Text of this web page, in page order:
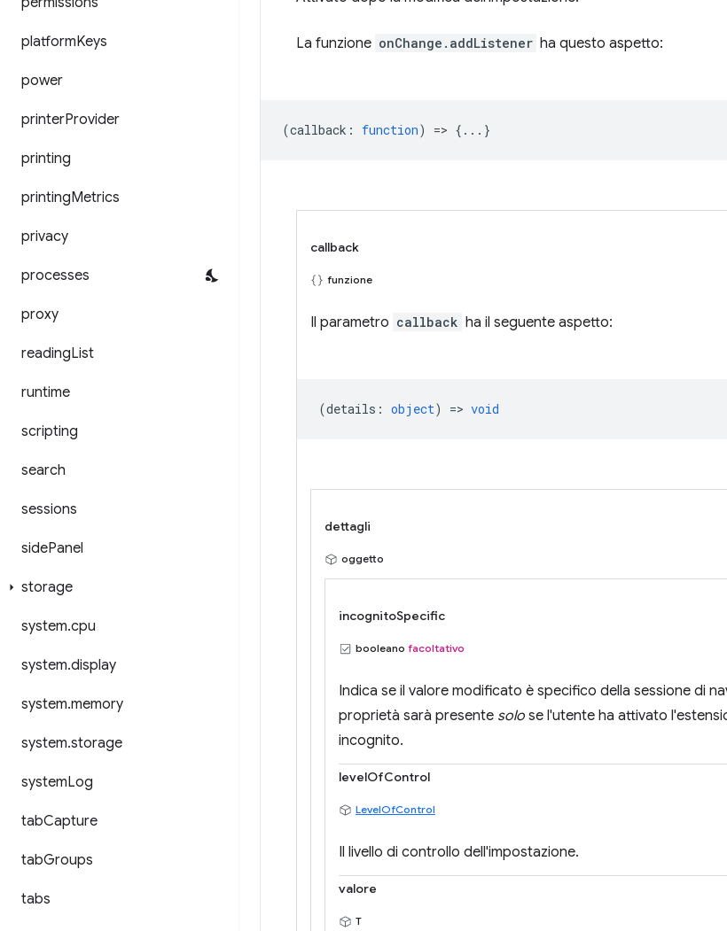
platformKeys
power
printerProvider
printing
printingMetrics
privacy
processes
proxy
readingList
runtime
scripting
search
sessions
sidePanel
storage
system.cpu
system.display
system.memory
system.storage
systemLog
tabCapture
tabGroups
tabs
La funzione onChange.addListener ha questo aspetto:
(callback : function) => {...}
callback
funzione
Il parametro callback ha il seguente aspetto:
(details : object) => void
dettagli
oggetto
incognitoSpecific
booleano facoltativo
Indica se il valore modificato è specifico della sessione di
proprietà sarà presente solo se l'utente ha attivato
incognito.
levelOfControl
LevelOfControl
Il livello di controllo dell'impostazione.
valore
T